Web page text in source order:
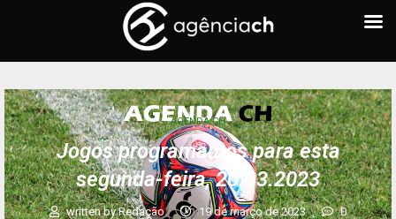
AGENDA CH
Jogos programamos para esta
segunda-feira, 20.03.2023
written byRedação 19 de março de 2023
0